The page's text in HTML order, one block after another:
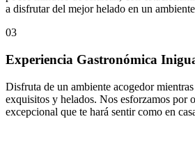
a disfrutar del mejor helado en un
03
Experiencia Gastronómica
Disfruta de un ambiente acogedor
exquisitos y helados. Nos esforzamos por
excepcional que te hará sentir como en